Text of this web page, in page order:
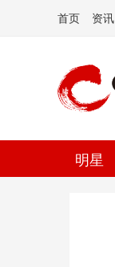
首页 资讯
明星